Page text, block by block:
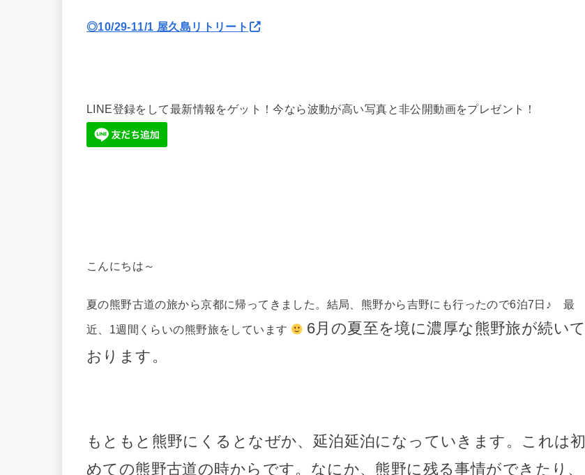
◎10/29-11/1 屋久島リトリート
LINE登録をして最新情報をゲット！今なら波動が高い写真と非公開動画をプレゼント！
こんにちは～
夏の熊野古道の旅から京都に帰ってきました。結局、熊野から吉野にも行ったので6泊7日♪ 最
近、1週間くらいの熊野旅をしています
6月の夏至を境に濃厚な熊野旅が続いて
おります。
もともと熊野にくるとなぜか、延泊延泊になっていきます。これは初
めての熊野古道の時からです。なにか、熊野に残る事情ができたり、